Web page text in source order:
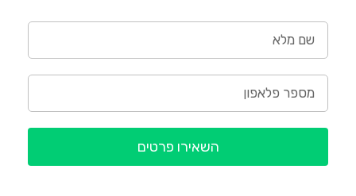
השאירו פרטים